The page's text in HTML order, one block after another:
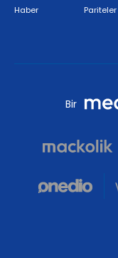
Haber
Pariteler
Bir